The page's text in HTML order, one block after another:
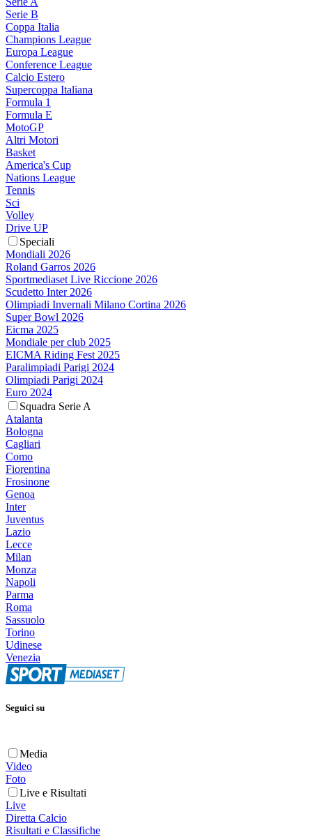
Serie B
Coppa Italia
Champions League
Europa League
Conference League
Calcio Estero
Supercoppa Italiana
Formula 1
Formula E
MotoGP
Altri Motori
Basket
America's Cup
Nations League
Tennis
Sci
Volley
Drive UP
Speciali
Mondiali 2026
Roland Garros 2026
Sportmediaset Live Riccione 2026
Scudetto Inter 2026
Olimpiadi Invernali Milano Cortina 2026
Super Bowl 2026
Eicma 2025
Mondiale per club 2025
EICMA Riding Fest 2025
Paralimpiadi Parigi 2024
Olimpiadi Parigi 2024
Euro 2024
Squadra Serie A
Atalanta
Bologna
Cagliari
Como
Fiorentina
Frosinone
Genoa
Inter
Juventus
Lazio
Lecce
Milan
Monza
Napoli
Parma
Roma
Sassuolo
Torino
Udinese
Venezia
Seguici su
Media
Video
Foto
Live e Risultati
Live
Diretta Calcio
Risultati e Classifiche